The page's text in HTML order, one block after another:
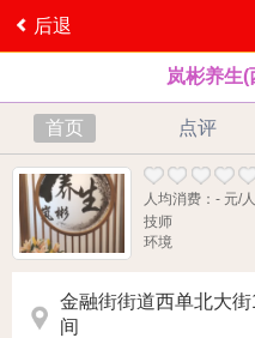
后退
岚彬养生
首页 点评
人均消费：- 元/人
技师
环境
金融街街道西单北大
间